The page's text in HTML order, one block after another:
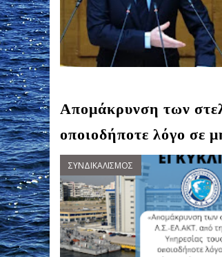
Απομάκρυνση των
οποιοδήποτε λόγο σε
ΣΥΝΔΙΚΑΛΙΣΜΟΣ